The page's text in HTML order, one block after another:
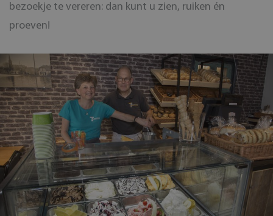
bezoekje te vereren: dan kunt u zien, ruiken én
proeven!